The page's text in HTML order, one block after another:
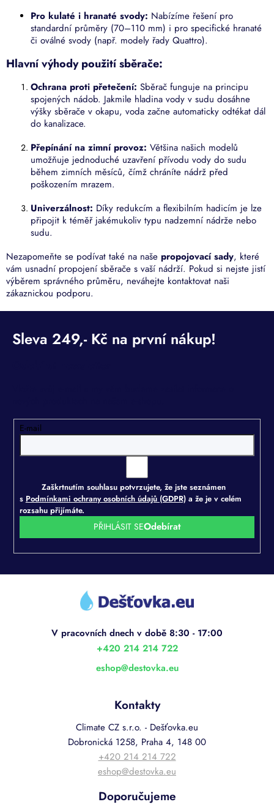
Pro kulaté i hranaté svody: Nabízíme řešení pro
standardní průměry (70–110 mm) i pro specifické hranaté
či oválné svody (např. modely řady Quattro).
Hlavní výhody použití sběrače:
Ochrana proti přetečení: Sběrač funguje na principu
spojených nádob. Jakmile hladina vody v sudu dosáhne
výšky sběrače v okapu, voda začne automaticky odtékat dál
do kanalizace.
Přepínání na zimní provoz: Většina našich modelů
umožňuje jednoduché uzavření přívodu vody do sudu
během zimních měsíců, čímž chráníte nádrž před
poškozením mrazem.
Univerzálnost: Díky redukcím a flexibilním hadicím je lze
připojit k téměř jakémukoliv typu nadzemní nádrže nebo
sudu.
Nezapomeňte se podívat také na naše propojovací sady, které
vám usnadní propojení sběrače s vaší nádrží. Pokud si nejste jistí
výběrem správného průměru, neváhejte kontaktovat naši
zákaznickou podporu.
E-mail
Zaškrtnutím souhlasu potvrzujete, že jste seznámen
s Podmínkami ochrany osobních údajů (GDPR)a že je v celém
rozsahu přijímáte.
PŘIHLÁSIT SE
Z
eshop@destovka.eu
+420 214 214 722
Kontakty
Climate CZ s.r.o. - Dešťovka.eu
Dobronická 1258, Praha 4, 148 00
+420 214 214 722
eshop@destovka.eu
Doporučujeme